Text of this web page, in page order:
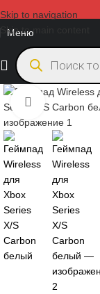
Skip to navigation
Skip to main content
Меню
Нажмите,